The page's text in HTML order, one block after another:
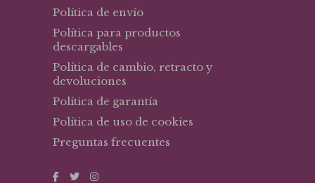
Política de envío
Política para productos
descargables
Política de cambio, retracto y
devoluciones
Política de garantía
Política de uso de cookies
Preguntas frecuentes